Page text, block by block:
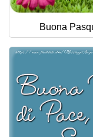
Buona